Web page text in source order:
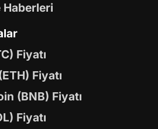
Fiyatı
Fiyatı
(BNB) Fiyatı
Fiyatı